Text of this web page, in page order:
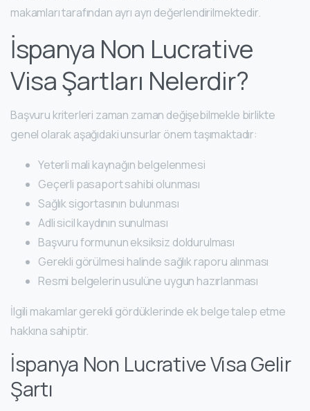
makamları tarafından ayrı ayrı değerlendirilmektedir.
İspanya Non Lucrative
Visa Şartları Nelerdir?
Başvuru kriterleri zaman zaman değişebilmekle birlikte
genel olarak aşağıdaki unsurlar önem taşımaktadır:
Yeterli mali kaynağın belgelenmesi
Geçerli pasaport sahibi olunması
Sağlık sigortasının bulunması
Adli sicil kaydının sunulması
Başvuru formunun eksiksiz doldurulması
Gerekli görülmesi halinde sağlık raporu alınması
Resmi belgelerin usulüne uygun hazırlanması
İlgili makamlar gerekli gördüklerinde ek belge talep etme
hakkına sahiptir.
İspanya Non Lucrative Visa Gelir
Şartı